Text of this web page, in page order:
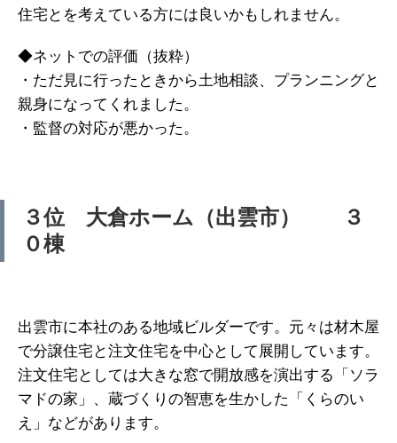
住宅とを考えている方には良いかもしれません。
◆ネットでの評価（抜粋）
・ただ見に行ったときから土地相談、プランニングと
親身になってくれました。
・監督の対応が悪かった。
３位 大倉ホーム（出雲市） ３
０棟
出雲市に本社のある地域ビルダーです。元々は材木屋
で分譲住宅と注文住宅を中心として展開しています。
注文住宅としては大きな窓で開放感を演出する「ソラ
マドの家」、蔵づくりの智恵を生かした「くらのい
え」などがあります。